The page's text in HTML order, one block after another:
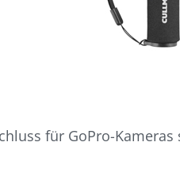
für GoPro-